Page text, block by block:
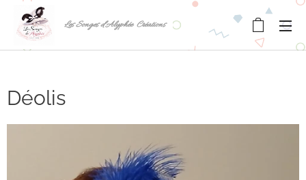
Les Songes d'Alyphée Créations
Déolis